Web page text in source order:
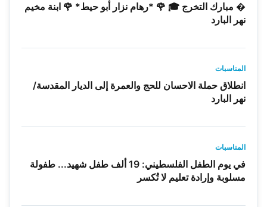
� مبارك التخرج 🎓 🌹 *رهام نزار أبو حيط* 🌹 ابنة مخيم
نهر البارد
المناسبات
انطلاق حملة الاحسان للحج والعمرة إلى الديار المقدسة/
نهر البارد
المناسبات
في يوم الطفل الفلسطيني: 19 ألف طفل شهيد... طفولة
مسلوبة وإرادة تعليم لا تُكسر